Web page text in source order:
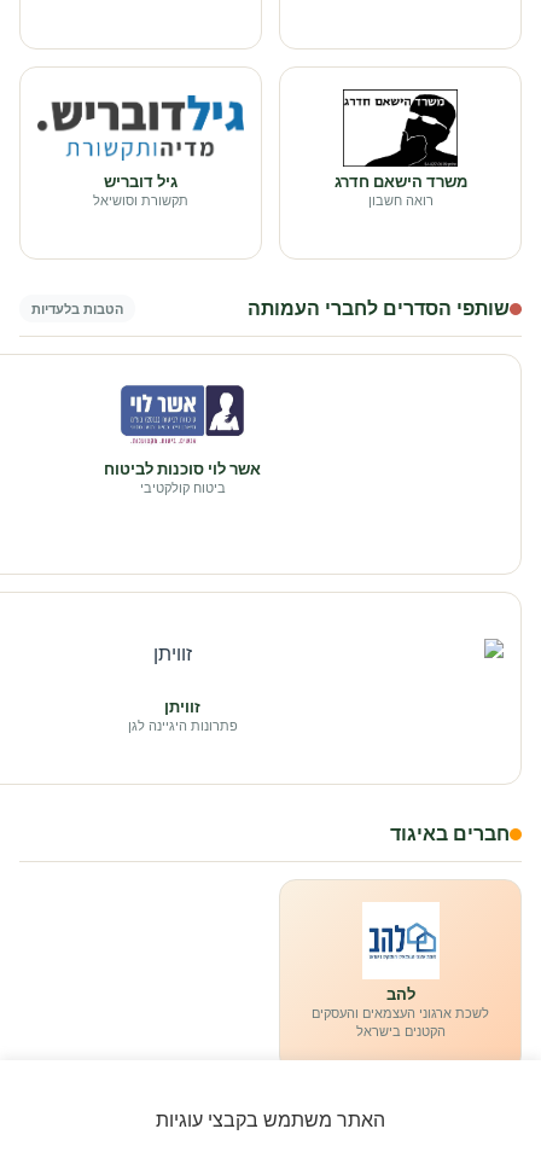
משרד הישאם חדרג
רואה חשבון
גיל דובריש
תקשורת וסושיאל
שותפי הסדרים לחברי העמותה הטבות בלעדיות
אשר לוי סוכנות לביטוח
ביטוח קולקטיבי
זוויתן
פתרונות היגיינה לגן
חברים באיגוד
להב
לשכת ארגוני העצמאים והעסקים
הקטנים בישראל
האתר משתמש בקבצי עוגיות